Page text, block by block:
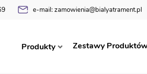
e-mail: zamowienia@bialyatrament.pl
Produkty Zestawy